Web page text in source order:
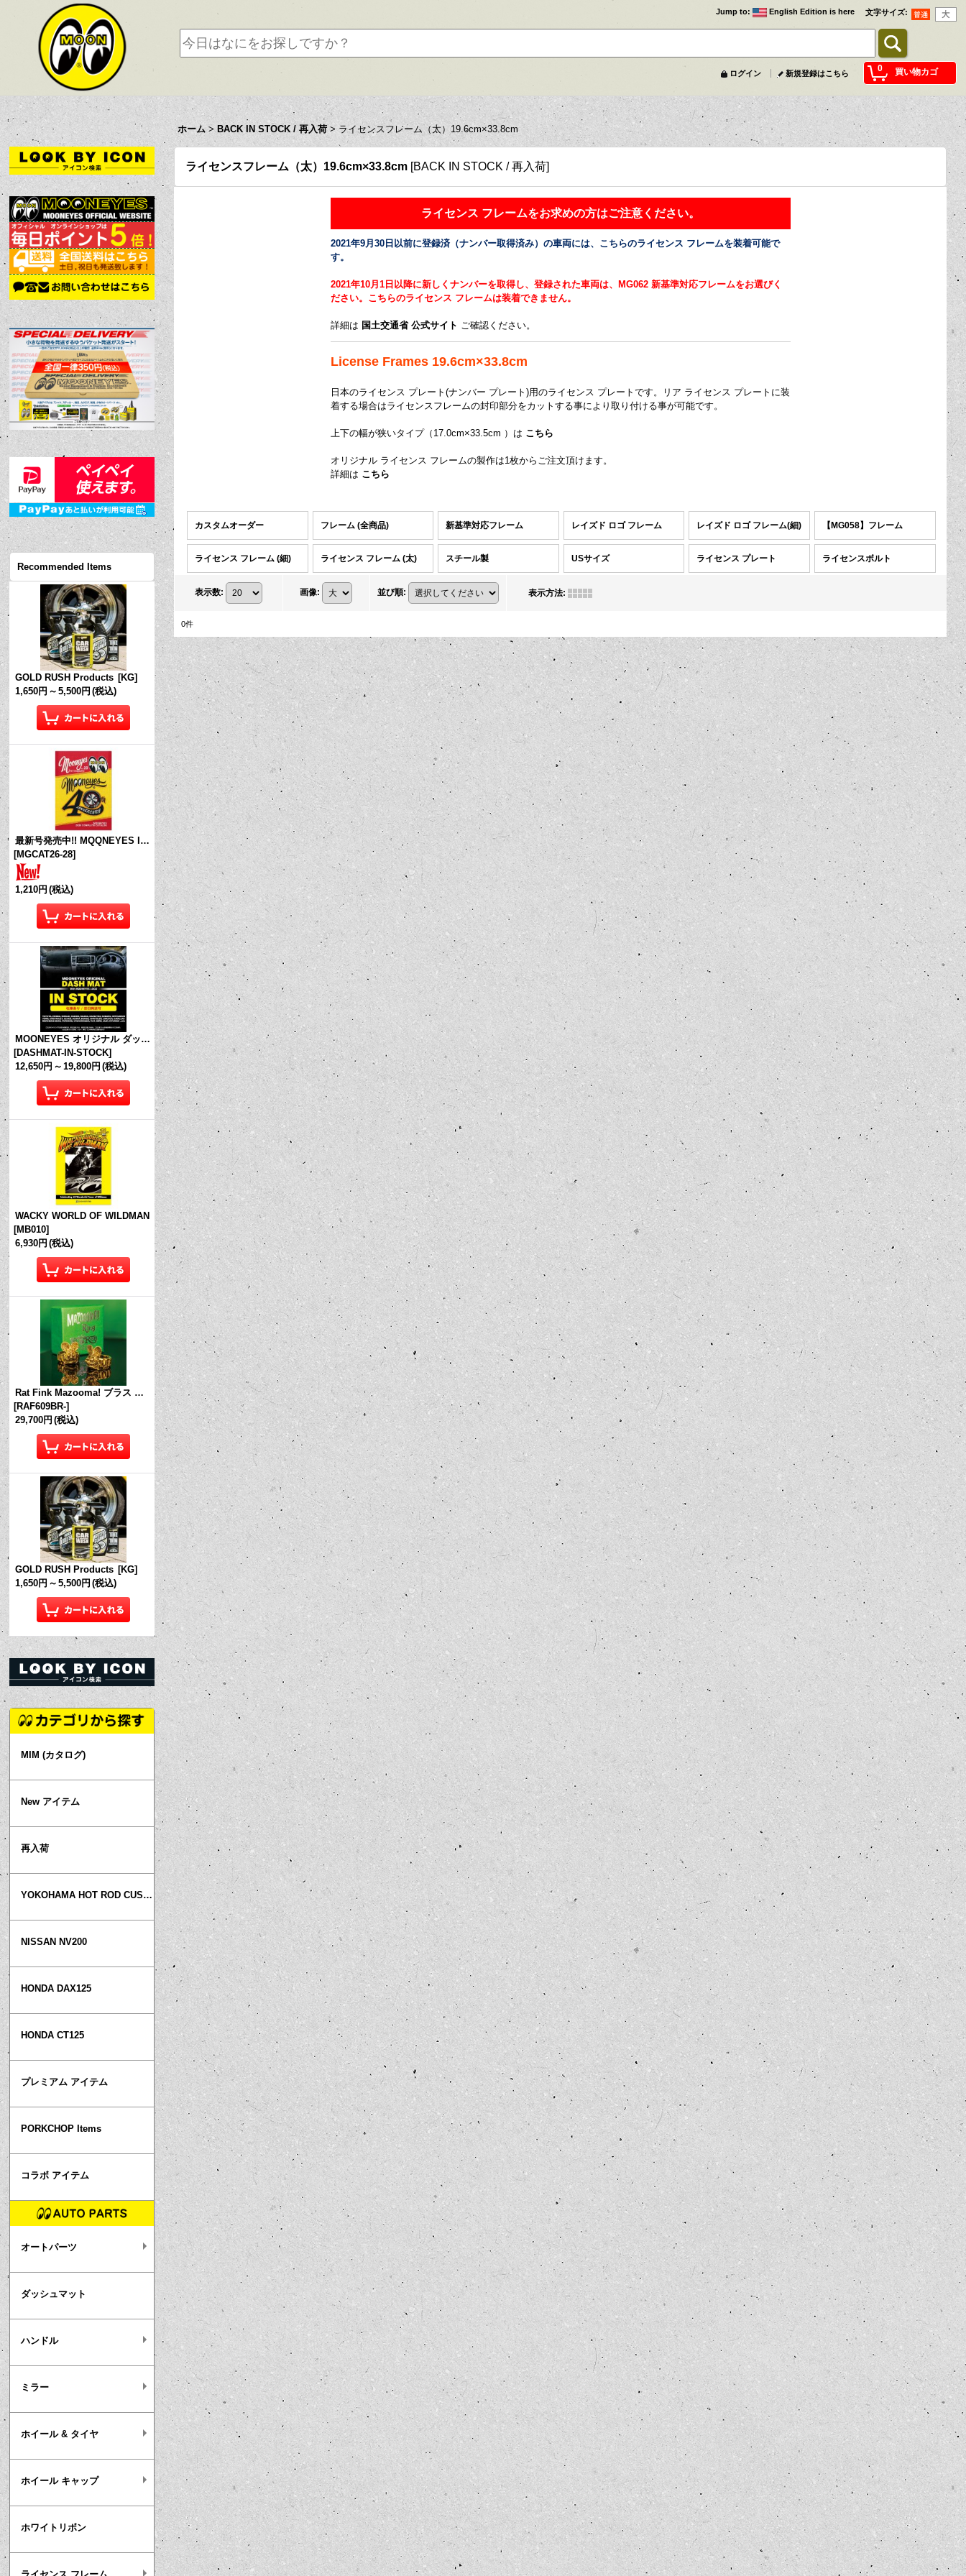
文字サイズ:
Jump to: English Edition is here
0 買い物カゴ
ログイン 新規登録はこちら
ホーム > BACK IN STOCK / 再入荷 > ライセンスフレーム（太）19.6cm×33.8cm
Recommended Items
GOLD RUSH Products [KG]
1,650円 ～ 5,500円 (税込)
最新号発売中!! MQQNEYES International Magazine No.28 2026
[MGCAT26-28]
1,210円 (税込)
MOONEYES オリジナル ダッシュマット (in Stock!)
[DASHMAT-IN-STOCK]
12,650円 ～ 19,800円 (税込)
WACKY WORLD OF WILDMAN
[MB010]
6,930円 (税込)
Rat Fink Mazooma! ブラス リング
[RAF609BR-]
29,700円 (税込)
GOLD RUSH Products [KG]
1,650円 ～ 5,500円 (税込)
MIM (カタログ)
New アイテム
再入荷
YOKOHAMA HOT ROD CUSTOM SHOW
NISSAN NV200
HONDA DAX125
HONDA CT125
プレミアム アイテム
PORKCHOP Items
コラボ アイテム
オートパーツ
ダッシュマット
ハンドル
ミラー
ホイール & タイヤ
ホイール キャップ
ホワイトリボン
ライセンスフレーム（太）19.6cm×33.8cm [BACK IN STOCK / 再入荷]
ライセンス フレームをお求めの方はご注意ください。
2021年9月30日以前に登録済（ナンバー取得済み）の車両には、こちらのライセンス フレームを装着可能で
す。
2021年10月1日以降に新しくナンバーを取得し、登録された車両は、MG062 新基準対応フレームをお選びく
ださい。こちらのライセンス フレームは装着できません。
詳細は 国土交通省 公式サイト ご確認ください。
License Frames 19.6cm×33.8cm
日本のライセンス プレート(ナンバー プレート)用のライセンス プレートです。リア ライセンス プレートに装
着する場合はライセンスフレームの封印部分をカットする事により取り付ける事が可能です。
上下の幅が狭いタイプ（17.0cm×33.5cm ）は こちら
オリジナル ライセンス フレームの製作は1枚からご注文頂けます。
詳細は こちら
カスタムオーダー フレーム (全商品) 新基準対応フレーム レイズド ロゴ フレーム レイズド ロゴ フレーム(細) 【MG058】フレーム
ライセンス フレーム (細) ライセンス フレーム (太) スチール製 USサイズ ライセンス プレート ライセンスボルト
表示数: 画像: 並び順: 表示方法:
0件